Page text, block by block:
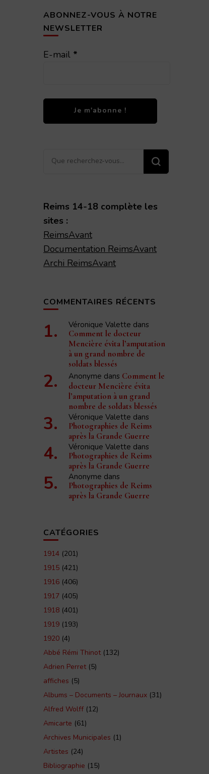
ABONNEZ-VOUS À NOTRE
NEWSLETTER
E-mail *
Vous
Reims 14-18 complète les
sites :
ReimsAvant
Documentation ReimsAvant
Archi ReimsAvant
COMMENTAIRES RÉCENTS
Véronique Valette dans
Comment le docteur
Mencière évita l’amputation
à un grand nombre de
soldats blessés
Anonyme dans Comment le
docteur Mencière évita
l’amputation à un grand
nombre de soldats blessés
Véronique Valette dans
Photographies de Reims
après la Grande Guerre
Véronique Valette dans
Photographies de Reims
après la Grande Guerre
Anonyme dans
Photographies de Reims
après la Grande Guerre
CATÉGORIES
1914 (201)
1915 (421)
1916 (406)
1917 (405)
1918 (401)
1919 (193)
1920 (4)
Abbé Rémi Thinot(132)
Adrien Perret(5)
affiches (5)
Albums – Documents – Journaux (31)
Alfred Wolff (12)
Amicarte (61)
Archives Municipales (1)
Artistes (24)
Bibliographie (15)